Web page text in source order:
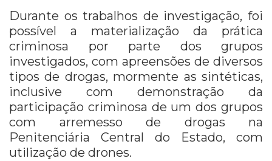
Durante os trabalhos de investigação, foi
possível a materialização da prática
criminosa por parte dos grupos
investigados, com apreensões de diversos
tipos de drogas, mormente as sintéticas,
inclusive com demonstração da
participação criminosa de um dos grupos
com arremesso de drogas na
Penitenciária Central do Estado, com
utilização de drones.